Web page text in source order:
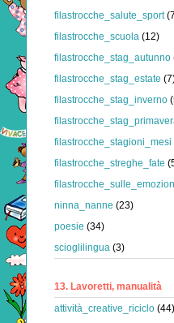
filastrocche_salute_sport
filastrocche_scuola (12)
filastrocche_stag_autunno
filastrocche_stag_estate
filastrocche_stag_inverno
filastrocche_stagioni_mesi
filastrocche_streghe_fate
ninna_nanne (23)
poesie (34)
scioglilingua (3)
13. Lavoretti, manualità
attività_creative_riciclo (44)